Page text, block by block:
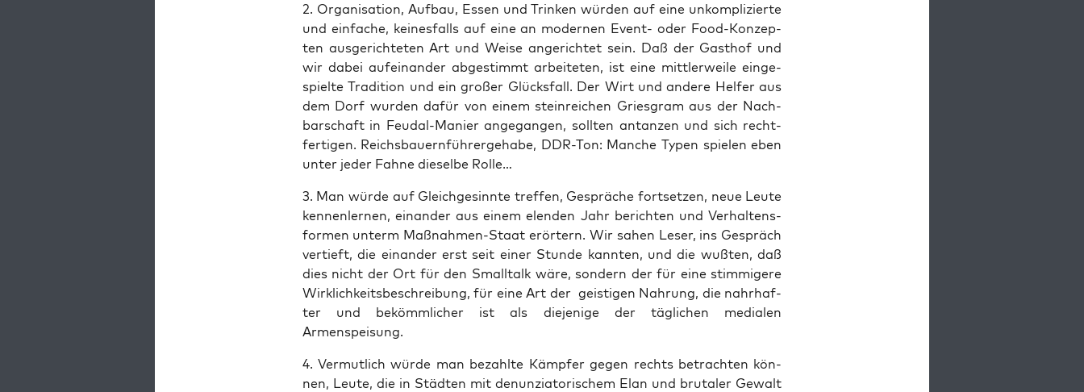
2. Orga­ni­sa­ti­on, Auf­bau, Essen und Trin­ken wür­den auf eine unkom­pli­zier­te
und ein­fa­che, kei­nes­falls auf eine an moder­nen Event- oder Food-Kon­zep­
ten aus­ge­rich­te­ten Art und Wei­se ange­rich­tet sein. Daß der Gast­hof und
wir dabei auf­ein­an­der abge­stimmt arbei­te­ten, ist eine mitt­ler­wei­le ein­ge­
spiel­te Tra­di­ti­on und ein gro­ßer Glücks­fall. Der Wirt und ande­re Hel­fer aus
dem Dorf wur­den dafür von einem stein­rei­chen Gries­gram aus der Nach­
bar­schaft in Feu­dal-Manier ange­gan­gen, soll­ten antan­zen und sich recht­
fer­ti­gen. Reichs­bau­ern­füh­rer­ge­ha­be, DDR-Ton: Man­che Typen spie­len eben
unter jeder Fah­ne die­sel­be Rolle…
3. Man wür­de auf Gleich­ge­sinn­te tref­fen, Gesprä­che fort­set­zen, neue Leu­te
ken­nen­ler­nen, ein­an­der aus einem elen­den Jahr berich­ten und Ver­hal­tens­
for­men unterm Maß­nah­men-Staat erör­tern. Wir sahen Leser, ins Gespräch
ver­tieft, die ein­an­der erst seit einer Stun­de kann­ten, und die wuß­ten, daß
dies nicht der Ort für den Small­talk wäre, son­dern der für eine stim­mi­ge­re
Wirk­lich­keits­be­schrei­bung, für eine Art der geis­ti­gen Nah­rung, die nahr­haf­
ter und bekömm­li­cher ist als die­je­ni­ge der täg­li­chen media­len
Armenspeisung.
4. Ver­mut­lich wür­de man bezahl­te Kämp­fer gegen rechts betrach­ten kön­
nen, Leu­te, die in Städ­ten mit denun­zia­to­ri­schem Elan und bru­ta­ler Gewalt